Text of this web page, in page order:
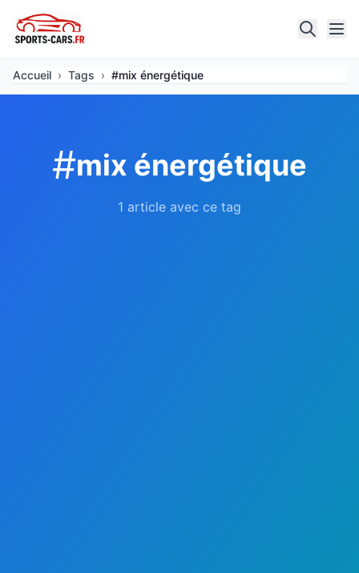
Accueil › Tags › #mix énergétique
#mix énergétique
1 article avec ce tag